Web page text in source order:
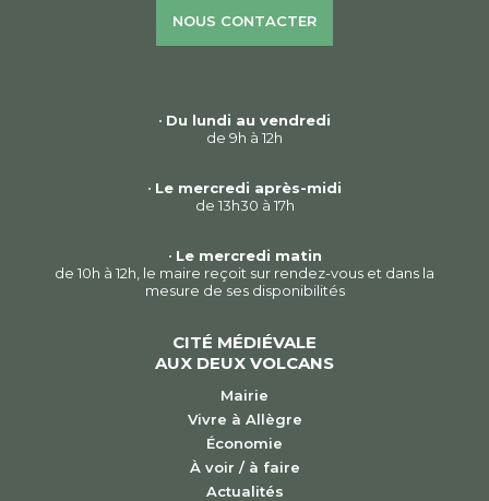
NOUS CONTACTER
• Du lundi au vendredi
de 9h à 12h
• Le mercredi après-midi
de 13h30 à 17h
• Le mercredi matin
de 10h à 12h, le maire reçoit sur rendez-vous et dans la
mesure de ses disponibilités
CITÉ MÉDIÉVALE
AUX DEUX VOLCANS
Mairie
Vivre à Allègre
Économie
À voir / à faire
Actualités